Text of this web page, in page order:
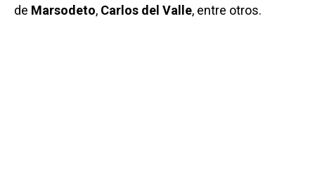
de Marsodeto, Carlos del Valle, entre otros.